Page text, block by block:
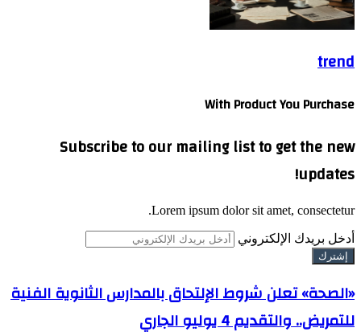
trend
With Product You Purchase
Subscribe to our mailing list to get the new
updates!
Lorem ipsum dolor sit amet, consectetur.
أدخل بريدك الإلكتروني
«الصحة» تعلن شروط الإلتحاق بالمدارس الثانوية الفنية
للتمريض.. والتقديم 4 يوليو الجاري